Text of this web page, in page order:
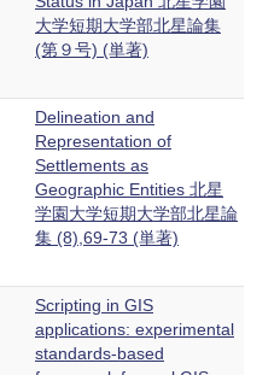
大学短期大学部北星論集
(第９号) (単著)
Delineation and
Representation of
Settlements as
Geographic Entities 北星
学園大学短期大学部北星論
集 (8),69-73 (単著)
Scripting in GIS
applications: experimental
standards-based